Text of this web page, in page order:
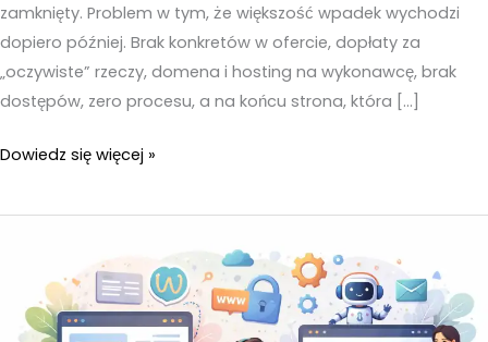
zamknięty. Problem w tym, że większość wpadek wychodzi
dopiero później. Brak konkretów w ofercie, dopłaty za
„oczywiste” rzeczy, domena i hosting na wykonawcę, brak
dostępów, zero procesu, a na końcu strona, która […]
Strony
freelancer
Czerwone
flagi,
Dowiedz się więcej »